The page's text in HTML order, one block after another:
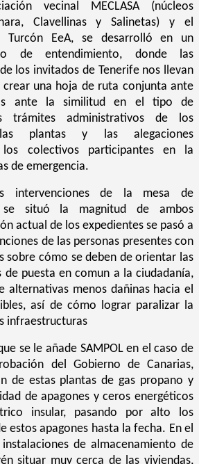
vecinal MECLASA (núcleos
Clavellinas y Salinetas) y el
Turcón EeA, se desarrolló en un
de entendimiento, donde las
los invitados de Tenerife nos llevan
una hoja de ruta conjunta ante
ante la similitud en el tipo de
trámites administrativos de los
plantas y las alegaciones
los colectivos participantes en la
de emergencia.
intervenciones de la mesa de
se situó la magnitud de ambos
actual de los expedientes se pasó a
de las personas presentes con
sobre cómo se deben de orientar las
de puesta en comun a la ciudadanía,
alternativas menos dañinas hacia el
así de cómo lograr paralizar la
infraestructuras
se le añade SAMPOL en el caso de
del Gobierno de Canarias,
de estas plantas de gas propano y
de apagones y ceros energéticos
insular, pasando por alto los
estos apagones hasta la fecha. En el
de almacenamiento de
situar muy cerca de las viviendas,